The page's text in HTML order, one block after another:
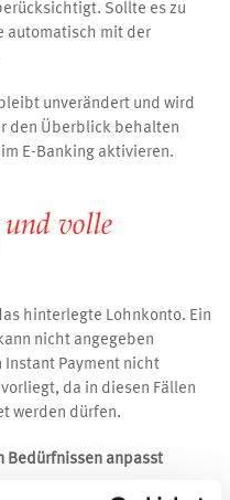
Sollte es zu
automatisch mit der
unverändert und wird
den Überblick behalten
E-Banking aktivieren.
volle
hinterlegte Lohnkonto. Ein
nicht angegeben
Instant Payment nicht
da in diesen Fällen
werden dürfen.
Bedürfnissen anpasst